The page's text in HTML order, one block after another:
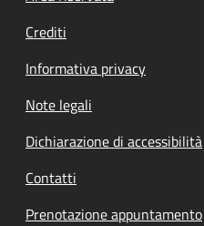
Crediti
Informativa privacy
Note legali
Dichiarazione di accessibilità
Contatti
Prenotazione appuntamento